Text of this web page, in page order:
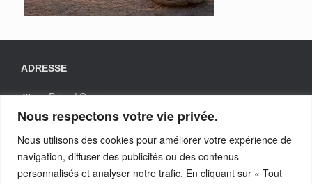
Nous respectons votre vie privée.
Nous utilisons des cookies pour améliorer votre expérience de
navigation, diffuser des publicités ou des contenus
personnalisés et analyser notre trafic. En cliquant sur « Tout
ADRESSE
43 rue Roland Garros
31200 TOULOUSE
TELEPHONE